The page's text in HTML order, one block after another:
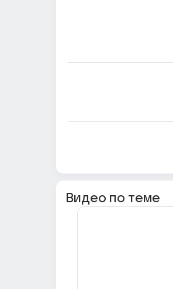
Видео по теме